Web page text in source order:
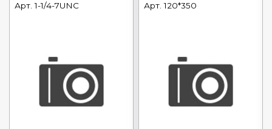
Арт.1-1/4-7UNC
Арт.120*350